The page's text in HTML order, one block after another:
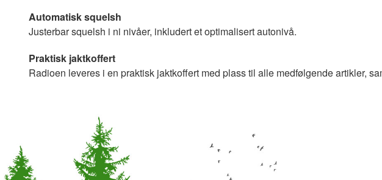
Automatisk squelsh
Justerbar squelsh i ni nivåer, inkludert et optimalisert autonivå.
Praktisk jaktkoffert
Radioen leveres i en praktisk jaktkoffert med plass til alle medfølgende artikler,